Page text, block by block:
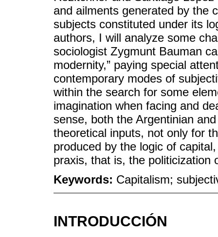
and ailments generated by the
subjects constituted under its
authors, I will analyze some
sociologist Zygmunt Bauman
modernity,” paying special
contemporary modes of
within the search for some
imagination when facing and
sense, both the Argentinian
theoretical inputs, not only for
produced by the logic of
praxis, that is, the politicization
Keywords: Capitalism;
INTRODUCCIÓN